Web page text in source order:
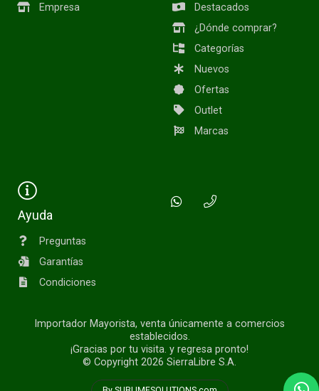
Empresa
Destacados
¿Dónde comprar?
Categorías
Nuevos
Ofertas
Outlet
Marcas
Ayuda
Preguntas
Garantías
Condiciones
Importador Mayorista, venta únicamente a comercios
establecidos.
¡Gracias por tu visita. y regresa pronto!
© Copyright 2026 SierraLibre S.A.